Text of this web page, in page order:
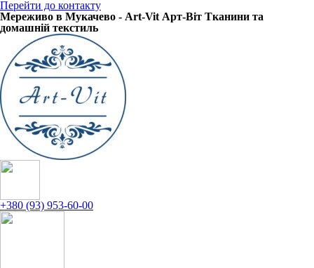
Перейти до контакту
Мереживо в Мукачево - Art-Vit Арт-Віт Тканини та
домашній текстиль
+380 (93) 953-60-00